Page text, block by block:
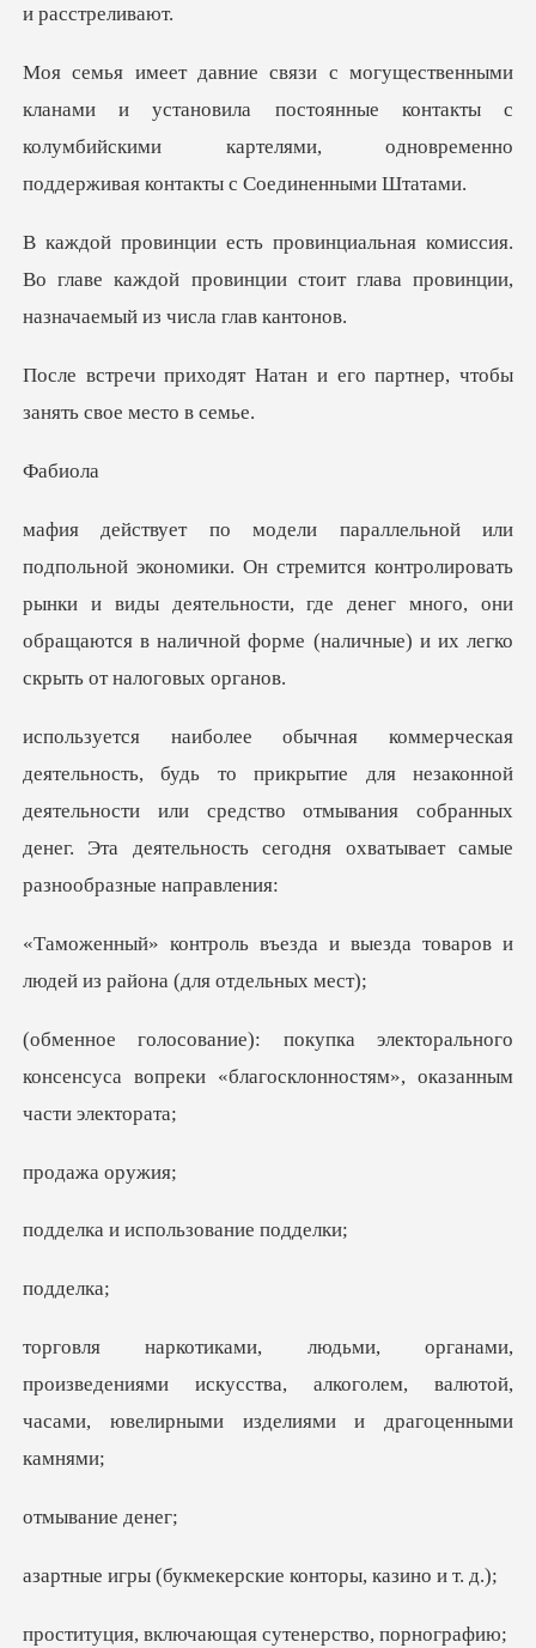
установила постоянные контакты с
колумбийскими картелями,
сия.
Во главе каждой провинции стоит глава п
тан и его партнер, чтобы
би
ится контролировать
рынки и виды деятельности, где денег много, они
обращ
ытие для незаконной
деятельности или средство отмывания собранных
дене
и выезда товаров и
людей из
орального
консенсуса вопреки «благоск
жа ор
использован
дел
едениями искусства, алкоголем, валютой,
часами
ание
кмекерские контор
ючающая сутенерс